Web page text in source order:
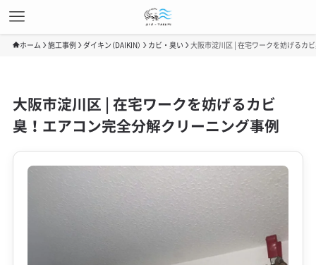
ホーム 施工事例 ダイキン（DAIKIN） カビ・臭い 大阪市淀川区 | 在宅ワークを妨げるカ
大阪市淀川区 | 在宅ワークを妨げるカビ
臭！エアコン完全分解クリーニング事例